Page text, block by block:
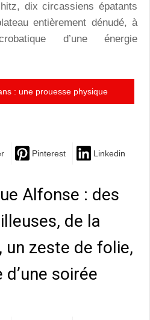
dix circassiens épatants
entièrement dénudé, à
d’une énergie
: une prouesse physique
Pinterest Linkedin
Alfonse : des
de la
un zeste de folie,
soirée